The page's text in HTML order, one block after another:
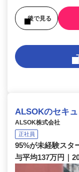
後で見る
ALSOKのセキ
ALSOK株式会社
正社員
95%が未経験スタ
与平均137万円｜